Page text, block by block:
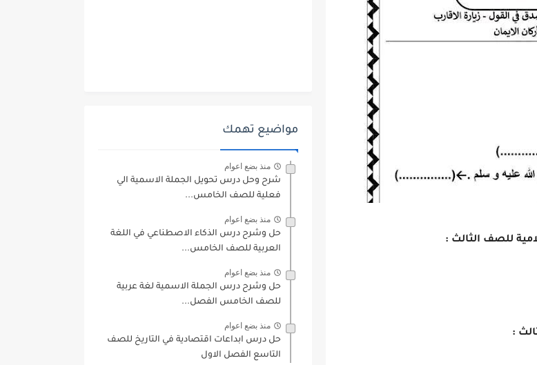
للصف الثالث :
:
مواضيع تهمك
منذ بضع اعوام
شرح وحل درس تحويل الجملة الاسمية الي
فعلية للصف الخامس...
منذ بضع اعوام
حل وشرح درس الذكاء الاصطناعي في اللغة
العربية للصف الخامس...
منذ بضع اعوام
حل وشرح درس الجملة الاسمية لغة عربية
للصف الخامس الفصل...
منذ بضع اعوام
حل درس ابداعات اقتصادية في التاريخ للصف
التاسع الفصل الاول